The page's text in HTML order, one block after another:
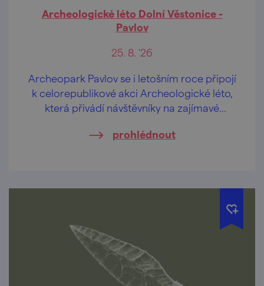
Archeologické léto Dolní Věstonice -
Pavlov
25. 8. '26
Archeopark Pavlov se i letošním roce připojí
k celorepublikové akci Archeologické léto,
která přivádí návštěvníky na zajímavé
odborníků z archeologických ústavů, muzeí
prohlédnout